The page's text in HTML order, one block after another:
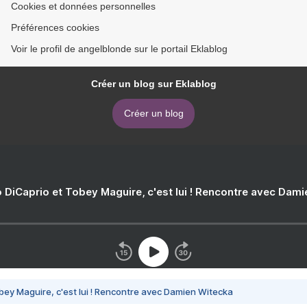
Cookies et données personnelles
Préférences cookies
Voir le profil de angelblonde sur le portail Eklablog
Créer un blog sur Eklablog
Créer un blog
DiCaprio et Tobey Maguire, c'est lui ! Rencontre avec
Maguire, c'est lui ! Rencontre avec Damien Witecka